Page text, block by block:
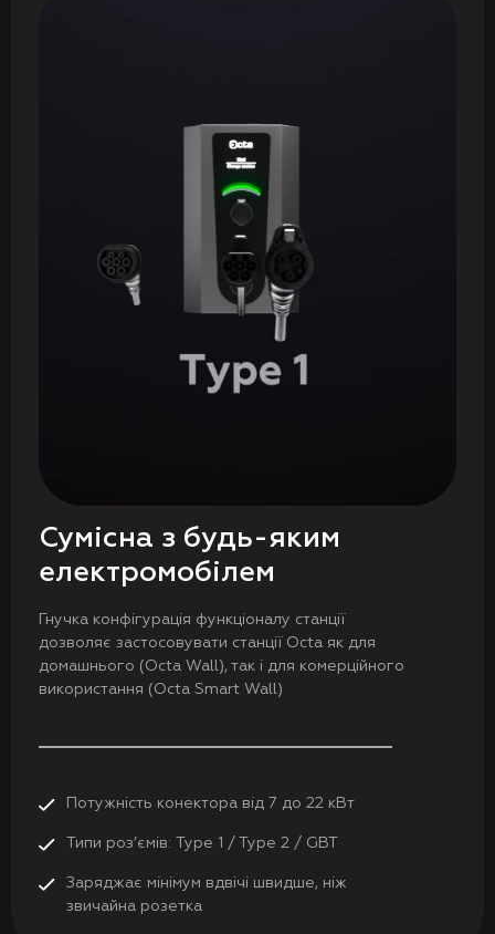
Сумісна з будь-яким
електромобілем
Гнучка конфігурація функціоналу станції
дозволяє застосовувати станції Octa як для
домашнього (Octa Wall), так і для комерційного
використання (Octa Smart Wall)
Потужність конектора від 7 до 22 кВт
Типи роз’ємів: Type 1 / Type 2 / GBT
Заряджає мінімум вдвічі швидше, ніж
звичайна розетка